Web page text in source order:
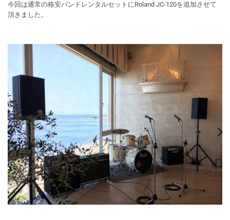
今回は通常の格安バンドレンタルセットにRoland JC-120を追加させて
頂きました。